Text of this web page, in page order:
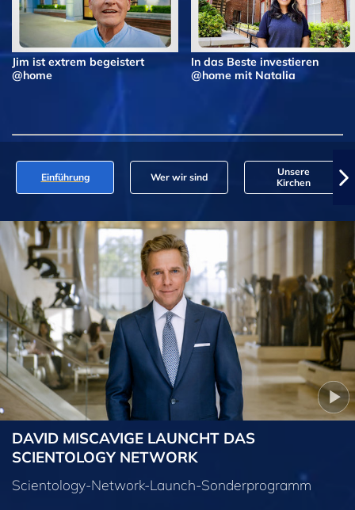
Jim ist extrem begeistert
@home
In das Beste investieren
@home mit Natalia
Einführung Wer wir sind
Unsere
Kirchen
DAVID MISCAVIGE LAUNCHT DAS
SCIENTOLOGY NETWORK
Scientology-Network-Launch-Sonderprogramm